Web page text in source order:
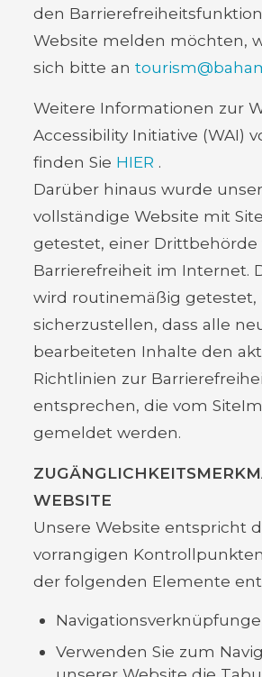
den
Website melden möchten,
sich bitte an
Weitere Informationen zur
Accessibility Initiative (WAI)
finden Sie HIER .
Darüber hinaus wurde
vollständige Website mit
getestet, einer Drittbehörde
Barrierefreiheit im Internet.
wird routinemäßig getestet,
sicherzustellen, dass alle
bearbeiteten Inhalte den
Richtlinien zur
entsprechen, die vom
gemeldet werden.
WEBSITE
Unsere Website entspricht
vorrangigen
der folgenden Elemente
Verwenden Sie zum